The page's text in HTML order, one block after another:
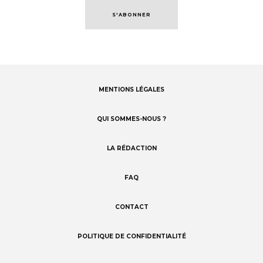
S'ABONNER
MENTIONS LÉGALES
QUI SOMMES-NOUS ?
LA RÉDACTION
FAQ
CONTACT
POLITIQUE DE CONFIDENTIALITÉ